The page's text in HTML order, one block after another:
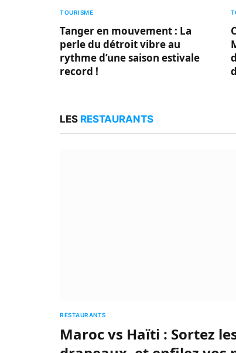
TOURISME
Tanger en mouvement : La
perle du détroit vibre au
rythme d’une saison estivale
record !
LES RESTAURANTS
RESTAURANTS
Maroc vs Haïti : Sortez